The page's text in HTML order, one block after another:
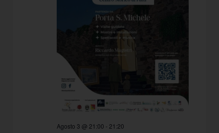
Agosto 3 @ 21:00 - 21:20